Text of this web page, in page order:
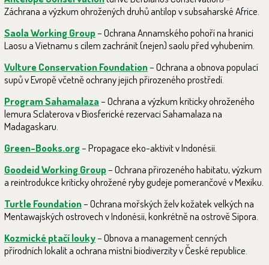
Záchrana a výzkum ohrožených druhů antilop v subsaharské Africe.
Saola Working Group– Ochrana Annamského pohoří na hranici
Laosu a Vietnamu s cílem zachránit (nejen) saolu před vyhubením.
Vulture Conservation Foundation– Ochrana a obnova populací
supů v Evropě včetně ochrany jejich přirozeného prostředí.
Program Sahamalaza– Ochrana a výzkum kriticky ohroženého
lemura Sclaterova v Biosferické rezervaci Sahamalaza na
Madagaskaru.
Green-Books.org– Propagace eko-aktivit v Indonésii.
Goodeid Working Group– Ochrana přirozeného habitatu, výzkum
a reintrodukce kriticky ohrožené ryby gudeje pomerančové v Mexiku.
Turtle Foundation– Ochrana mořských želv kožatek velkých na
Mentawajských ostrovech v Indonésii, konkrétně na ostrově Sipora.
Kozmické ptačí louky– Obnova a management cenných
přírodních lokalit a ochrana místní biodiverzity v České republice.